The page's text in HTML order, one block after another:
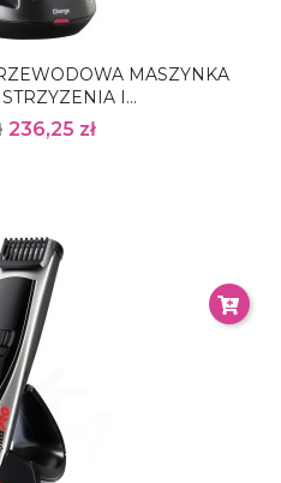
MASZYNKA
I...
236,25 zł